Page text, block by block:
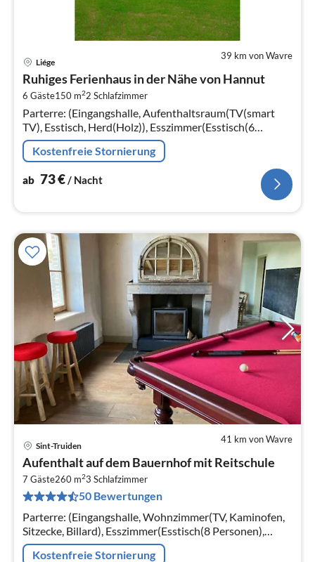
39 km von Wavre
Liége
Ruhiges Ferienhaus in der Nähe von Hannut
6 Gäste150 m22 Schlafzimmer
Parterre: (Eingangshalle, Aufenthaltsraum(TV(smart
TV), Esstisch, Herd(Holz)), Esszimmer(Esstisch(6
Personen), Sitzecke)
Kostenfreie Stornierung
ab 73€/ Nacht
41 km von Wavre
Sint-Truiden
Aufenthalt auf dem Bauernhof mit Reitschule
7 Gäste260 m23 Schlafzimmer
50 Bewertungen
Parterre: (Eingangshalle, Wohnzimmer(TV, Kaminofen,
Sitzecke, Billard), Esszimmer(Esstisch(8 Personen),
Hochstuhl)
Kostenfreie Stornierung